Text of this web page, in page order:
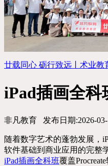
廿载同心 砺行致远丨术业教
iPad插画全科
非凡教育 发布日期:2026-
随着数字艺术的蓬勃发展，
软件基础到商业应用的完整
iPad插画全科班覆盖